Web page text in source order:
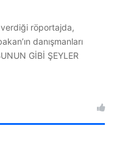
verdiği röportajda,
danışmanları
GİBİ ŞEYLER